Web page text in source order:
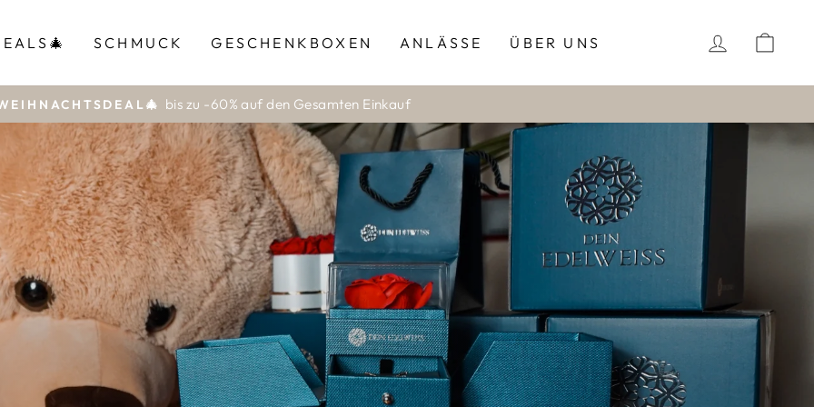
SCHMUCK GESCHENKBOXEN ANLÄSSE ÜBER UNS
Pause
Diashow
bis zu -60% auf den Gesamten Einkauf